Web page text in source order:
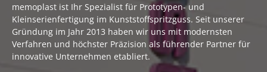
memoplast ist Ihr Spezialist für Prototypen- und
Kleinserienfertigung im Kunststoffspritzguss. Seit unserer
Gründung im Jahr 2013 haben wir uns mit modernsten
Verfahren und höchster Präzision als führender Partner für
innovative Unternehmen etabliert.